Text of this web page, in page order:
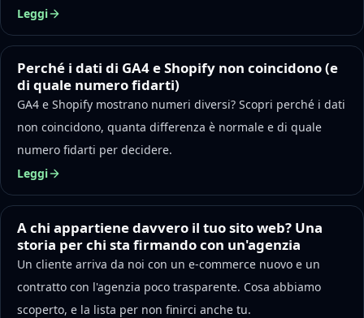
Leggi
Perché i dati di GA4 e Shopify non coincidono (e
di quale numero fidarti)
GA4 e Shopify mostrano numeri diversi? Scopri perché i dati
non coincidono, quanta differenza è normale e di quale
numero fidarti per decidere.
Leggi
A chi appartiene davvero il tuo sito web? Una
storia per chi sta firmando con un'agenzia
Un cliente arriva da noi con un e-commerce nuovo e un
contratto con l'agenzia poco trasparente. Cosa abbiamo
scoperto, e la lista per non finirci anche tu.